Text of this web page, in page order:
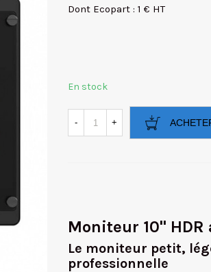
Dont Ecopart : 1 € HT
En stock
- +
Moniteur 10"
Le moniteur petit,
professionnelle